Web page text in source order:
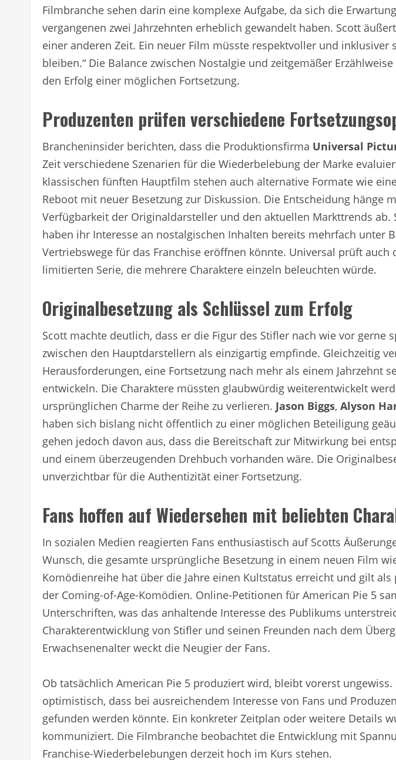
Filmbranche sehen darin eine komplexe Aufgabe, da sich die
vergangenen zwei Jahrzehnten erheblich gewandelt haben. Scott
einer anderen Zeit. Ein neuer Film müsste respektvoller und inklusiver
bleiben.“ Die Balance zwischen Nostalgie und zeitgemäßer
den Erfolg einer möglichen Fortsetzung.
Produzenten prüfen verschiedene
Brancheninsider berichten, dass die Produktionsfirma Universal
Zeit verschiedene Szenarien für die Wiederbelebung der Marke
klassischen fünften Hauptfilm stehen auch alternative Formate wie
Reboot mit neuer Besetzung zur Diskussion. Die Entscheidung hänge
Verfügbarkeit der Originaldarsteller und den aktuellen Markttrends ab.
haben ihr Interesse an nostalgischen Inhalten bereits mehrfach unter
Vertriebswege für das Franchise eröffnen könnte. Universal prüft auch
limitierten Serie, die mehrere Charaktere einzeln beleuchten würde.
Originalbesetzung als Schlüssel zum Erfolg
Scott machte deutlich, dass er die Figur des Stifler nach wie vor gerne
zwischen den Hauptdarstellern als einzigartig empfinde. Gleichzeitig
Herausforderungen, eine Fortsetzung nach mehr als einem Jahrzehnt
entwickeln. Die Charaktere müssten glaubwürdig weiterentwickelt
ursprünglichen Charme der Reihe zu verlieren. Jason Biggs, Alyson
haben sich bislang nicht öffentlich zu einer möglichen Beteiligung
gehen jedoch davon aus, dass die Bereitschaft zur Mitwirkung bei
und einem überzeugenden Drehbuch vorhanden wäre. Die
unverzichtbar für die Authentizität einer Fortsetzung.
Fans hoffen auf Wiedersehen mit beliebten
In sozialen Medien reagierten Fans enthusiastisch auf Scotts
Wunsch, die gesamte ursprüngliche Besetzung in einem neuen Film
Komödienreihe hat über die Jahre einen Kultstatus erreicht und gilt als
der Coming-of-Age-Komödien. Online-Petitionen für American Pie 5
Unterschriften, was das anhaltende Interesse des Publikums
Charakterentwicklung von Stifler und seinen Freunden nach dem
Erwachsenenalter weckt die Neugier der Fans.
Ob tatsächlich American Pie 5 produziert wird, bleibt vorerst ungewiss.
optimistisch, dass bei ausreichendem Interesse von Fans und
gefunden werden könnte. Ein konkreter Zeitplan oder weitere Details
kommuniziert. Die Filmbranche beobachtet die Entwicklung mit
Franchise-Wiederbelebungen derzeit hoch im Kurs stehen.